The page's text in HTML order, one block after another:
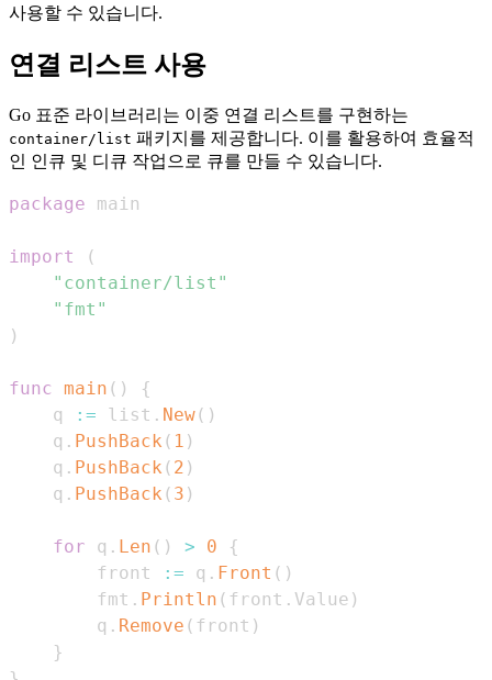
사용할 수 있습니다.
연결 리스트 사용
Go 표준 라이브러리는 이중 연결 리스트를 구현하는
container/list 패키지를 제공합니다. 이를 활용하여 효율적
인 인큐 및 디큐 작업으로 큐를 만들 수 있습니다.
package
import
(
"container/list"
"fmt"
)
func main ( )
{
    q
:= list . New( )
    q
. PushBack ( 1 )
    q
. PushBack ( 2 )
    q
. PushBack ( 3 )
for q . Len ( ) > 0
{
        front
:= q . Front ( )
        fmt
. Println ( front . Value )
        q
. Remove ( front )
}